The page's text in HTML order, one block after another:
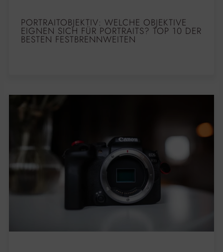
PORTRAITOBJEKTIV: WELCHE OBJEKTIVE
EIGNEN SICH FÜR PORTRAITS? TOP 10 DER
BESTEN FESTBRENNWEITEN